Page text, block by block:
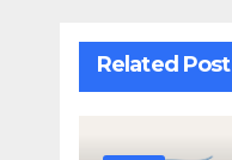
Related Post